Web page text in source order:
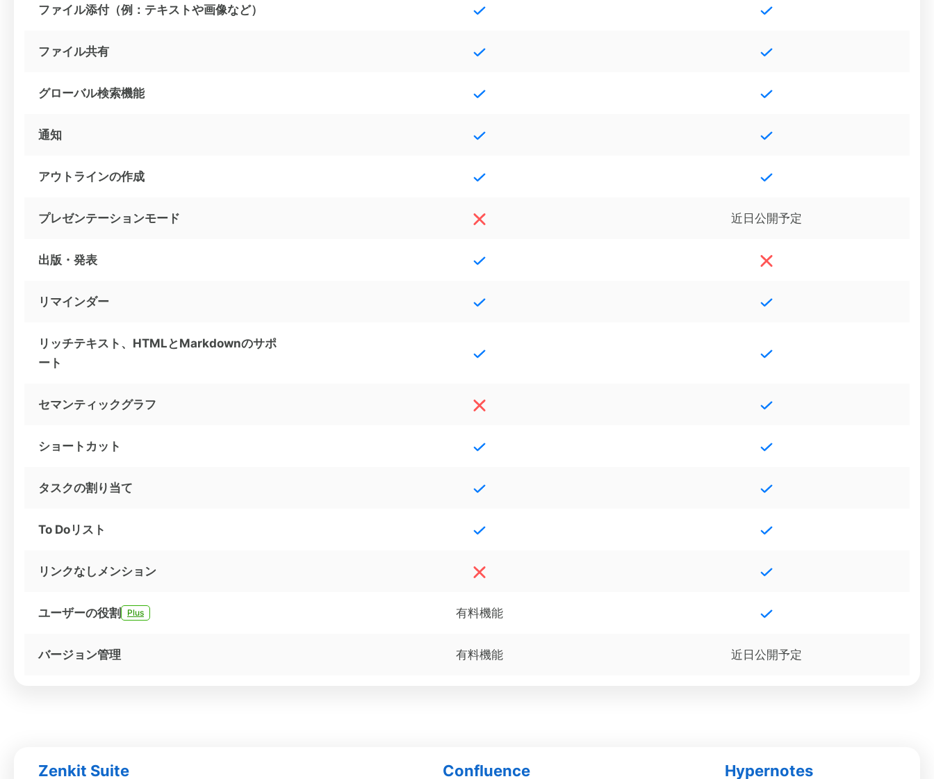
ファイル添付（例：テキストや画像など）
ファイル共有
グローバル検索機能
通知
アウトラインの作成
プレゼンテーションモード 近日公開予定
出版・発表
リマインダー
リッチテキスト、HTMLとMarkdownのサポ
ート
セマンティックグラフ
ショートカット
タスクの割り当て
To Doリスト
リンクなしメンション
ユーザーの役割 Plus 有料機能
バージョン管理 有料機能 近日公開予定
Zenkit Suite Confluence Hypernotes